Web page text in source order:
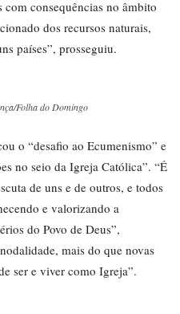
consequências no âmbito
dos recursos naturais,
países”, prosseguiu.
Folha do Domingo
o “desafio ao Ecumenismo” e
no seio da Igreja Católica”. “É
de uns e de outros, e todos
e valorizando a
do Povo de Deus”,
mais do que novas
ser e viver como Igreja”.